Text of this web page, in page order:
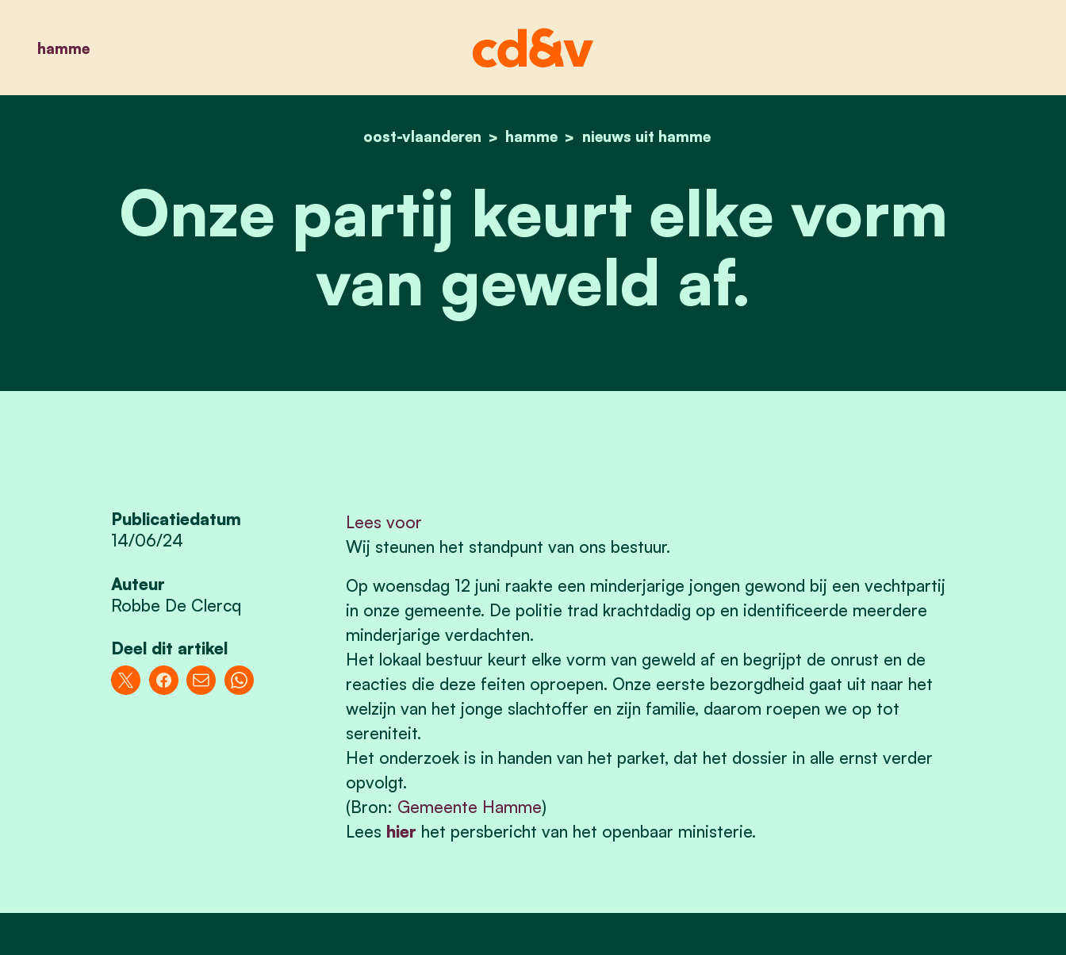
hamme
home
oost-vlaanderen hamme nieuws uit hamme
onze partij keurt elke vorm van geweld af.
Onze partij keurt elke vorm
van geweld af.
Publicatiedatum
14/06/24
Auteur
Robbe De Clercq
Deel dit artikel
Lees voor
Wij steunen het standpunt van ons bestuur.
Op woensdag 12 juni raakte een minderjarige jongen gewond bij een vechtpartij
in onze gemeente. De politie trad krachtdadig op en identificeerde meerdere
minderjarige verdachten.
Het lokaal bestuur keurt elke vorm van geweld af en begrijpt de onrust en de
reacties die deze feiten oproepen. Onze eerste bezorgdheid gaat uit naar het
welzijn van het jonge slachtoffer en zijn familie, daarom roepen we op tot
sereniteit.
Het onderzoek is in handen van het parket, dat het dossier in alle ernst verder
opvolgt.
(Bron: Gemeente Hamme)
Lees hier het persbericht van het openbaar ministerie.